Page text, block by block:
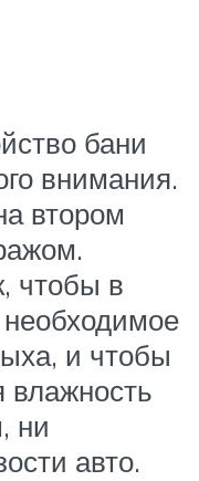
бани
внимания.
втором
чтобы в
и чтобы
ни
авто.